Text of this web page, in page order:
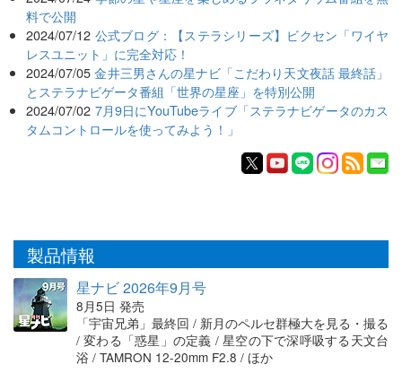
料で公開
2024/07/12 公式ブログ：【ステラシリーズ】ビクセン「ワイヤ
レスユニット」に完全対応！
2024/07/05 金井三男さんの星ナビ「こだわり天文夜話 最終話」
とステラナビゲータ番組「世界の星座」を特別公開
2024/07/02 7月9日にYouTubeライブ「ステラナビゲータのカス
タムコントロールを使ってみよう！」
製品情報
星ナビ 2026年9月号
8月5日 発売
「宇宙兄弟」最終回 / 新月のペルセ群極大を見る・撮る
/ 変わる「惑星」の定義 / 星空の下で深呼吸する天文台
浴 / TAMRON 12-20mm F2.8 / ほか